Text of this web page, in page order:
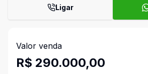
Ligar
Valor venda
R$ 290.000,00